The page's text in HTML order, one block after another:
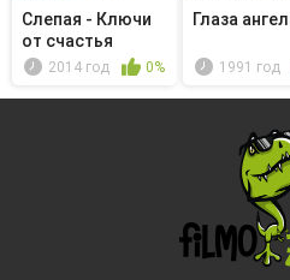
Слепая - Ключи
от счастья
2014 год 0%
Глаза
1991 год